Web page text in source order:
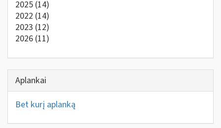
2025 (14)
2022 (14)
2023 (12)
2026 (11)
Aplankai
Bet kurį aplanką